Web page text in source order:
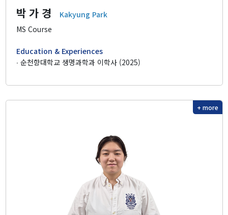
박 가 경
Kakyung Park
MS Course
Education & Experiences
∙ 순천향대학교 생명과학과 이학사 (2025)
+ more